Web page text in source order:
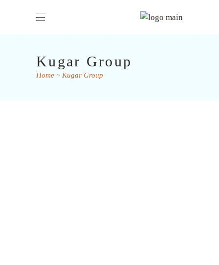
Kugar Group
Home Kugar Group